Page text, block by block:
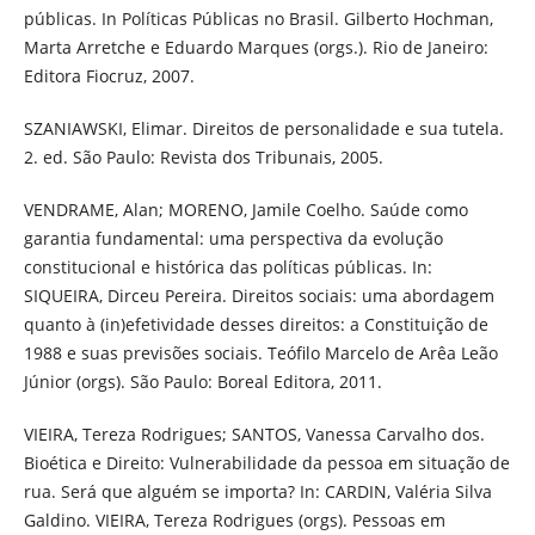
públicas. In Políticas Públicas no Brasil. Gilberto Hochman,
Marta Arretche e Eduardo Marques (orgs.). Rio de Janeiro:
Editora Fiocruz, 2007.
SZANIAWSKI, Elimar. Direitos de personalidade e sua tutela.
2. ed. São Paulo: Revista dos Tribunais, 2005.
VENDRAME, Alan; MORENO, Jamile Coelho. Saúde como
garantia fundamental: uma perspectiva da evolução
constitucional e histórica das políticas públicas. In:
SIQUEIRA, Dirceu Pereira. Direitos sociais: uma abordagem
quanto à (in)efetividade desses direitos: a Constituição de
1988 e suas previsões sociais. Teófilo Marcelo de Arêa Leão
Júnior (orgs). São Paulo: Boreal Editora, 2011.
VIEIRA, Tereza Rodrigues; SANTOS, Vanessa Carvalho dos.
Bioética e Direito: Vulnerabilidade da pessoa em situação de
rua. Será que alguém se importa? In: CARDIN, Valéria Silva
Galdino. VIEIRA, Tereza Rodrigues (orgs). Pessoas em